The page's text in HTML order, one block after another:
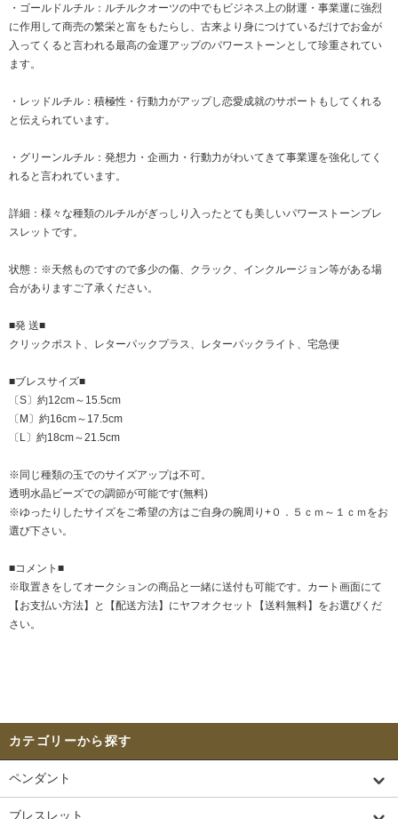
・ゴールドルチル：ルチルクオーツの中でもビジネス上の財運・事業運に強烈
に作用して商売の繁栄と富をもたらし、古来より身につけているだけでお金が
入ってくると言われる最高の金運アップのパワーストーンとして珍重されてい
ます。
・レッドルチル：積極性・行動力がアップし恋愛成就のサポートもしてくれる
と伝えられています。
・グリーンルチル：発想力・企画力・行動力がわいてきて事業運を強化してく
れると言われています。
詳細：様々な種類のルチルがぎっしり入ったとても美しいパワーストーンブレ
スレットです。
状態：※天然ものですので多少の傷、クラック、インクルージョン等がある場
合がありますご了承ください。
■発 送■
クリックポスト、レターパックプラス、レターパックライト、宅急便
■ブレスサイズ■
〔S〕約12cm～15.5cm
〔M〕約16cm～17.5cm
〔L〕約18cm～21.5cm
※同じ種類の玉でのサイズアップは不可。
透明水晶ビーズでの調節が可能です(無料)
※ゆったりしたサイズをご希望の方はご自身の腕周り+０．５ｃｍ～１ｃｍをお
選び下さい。
■コメント■
※取置きをしてオークションの商品と一緒に送付も可能です。カート画面にて
【お支払い方法】と【配送方法】にヤフオクセット【送料無料】をお選びくだ
さい。
カテゴリーから探す
ペンダント
ブレスレット